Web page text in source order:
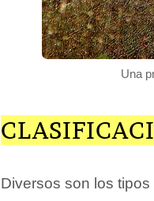
Una
Diversos son los